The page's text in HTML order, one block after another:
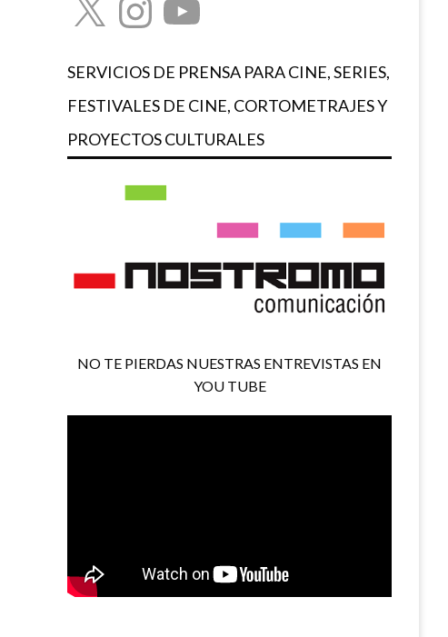
SERVICIOS DE PRENSA PARA CINE, SERIES,
FESTIVALES DE CINE, CORTOMETRAJES Y
PROYECTOS CULTURALES
NO TE PIERDAS NUESTRAS ENTREVISTAS EN
YOU TUBE